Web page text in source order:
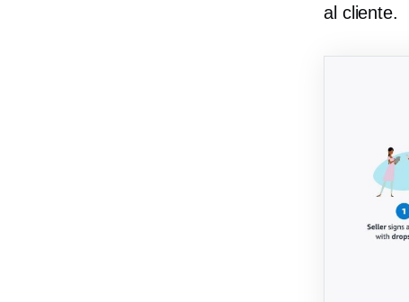
al cliente.